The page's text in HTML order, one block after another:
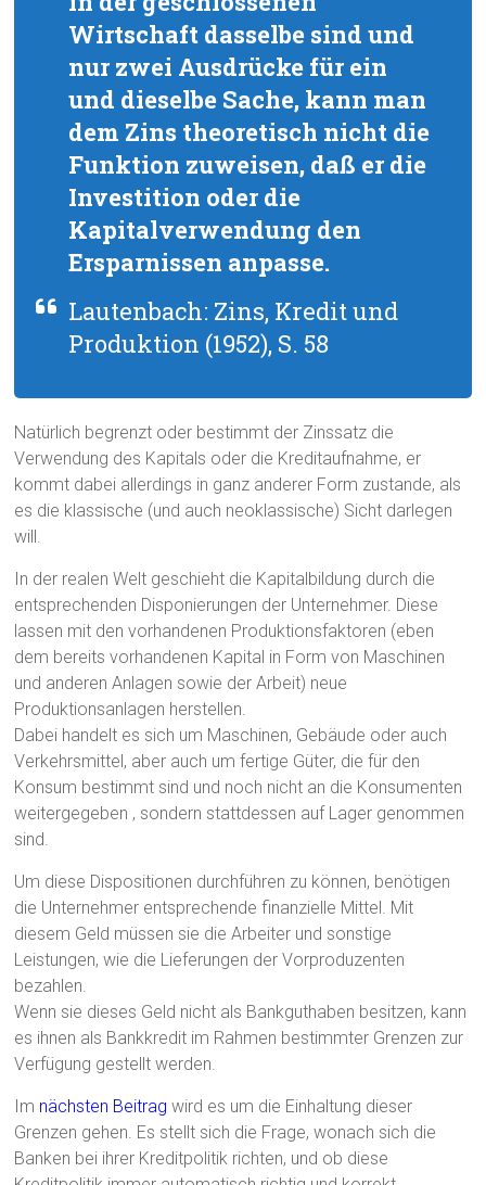
Wirtschaft dasselbe sind und
nur zwei Ausdrücke für ein
und dieselbe Sache, kann man
dem Zins theoretisch nicht die
Funktion zuweisen, daß er die
Investition oder die
Kapitalverwendung den
Ersparnissen anpasse.
Lautenbach: Zins, Kredit und
Produktion (1952), S. 58
Natürlich begrenzt oder bestimmt der Zinssatz die
Verwendung des Kapitals oder die Kreditaufnahme, er
kommt dabei allerdings in ganz anderer Form zustande, als
es die klassische (und auch neoklassische) Sicht darlegen
will.
In der realen Welt geschieht die Kapitalbildung durch die
entsprechenden Disponierungen der Unternehmer. Diese
lassen mit den vorhandenen Produktionsfaktoren (eben
dem bereits vorhandenen Kapital in Form von Maschinen
und anderen Anlagen sowie der Arbeit) neue
Produktionsanlagen herstellen.
Dabei handelt es sich um Maschinen, Gebäude oder auch
Verkehrsmittel, aber auch um fertige Güter, die für den
Konsum bestimmt sind und noch nicht an die Konsumenten
weitergegeben , sondern stattdessen auf Lager genommen
sind.
Um diese Dispositionen durchführen zu können, benötigen
die Unternehmer entsprechende finanzielle Mittel. Mit
diesem Geld müssen sie die Arbeiter und sonstige
Leistungen, wie die Lieferungen der Vorproduzenten
bezahlen.
Wenn sie dieses Geld nicht als Bankguthaben besitzen, kann
es ihnen als Bankkredit im Rahmen bestimmter Grenzen zur
Verfügung gestellt werden.
Im nächsten Beitrag wird es um die Einhaltung dieser
Grenzen gehen. Es stellt sich die Frage, wonach sich die
Banken bei ihrer Kreditpolitik richten, und ob diese